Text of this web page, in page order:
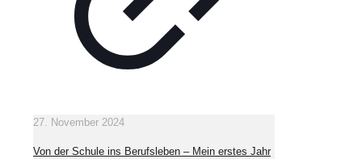
27. November 2024
Von der Schule ins Berufsleben – Mein erstes Jahr